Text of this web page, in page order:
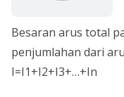
Besaran arus total
penjumlahan dari
I=I1+I2+I3+…+In